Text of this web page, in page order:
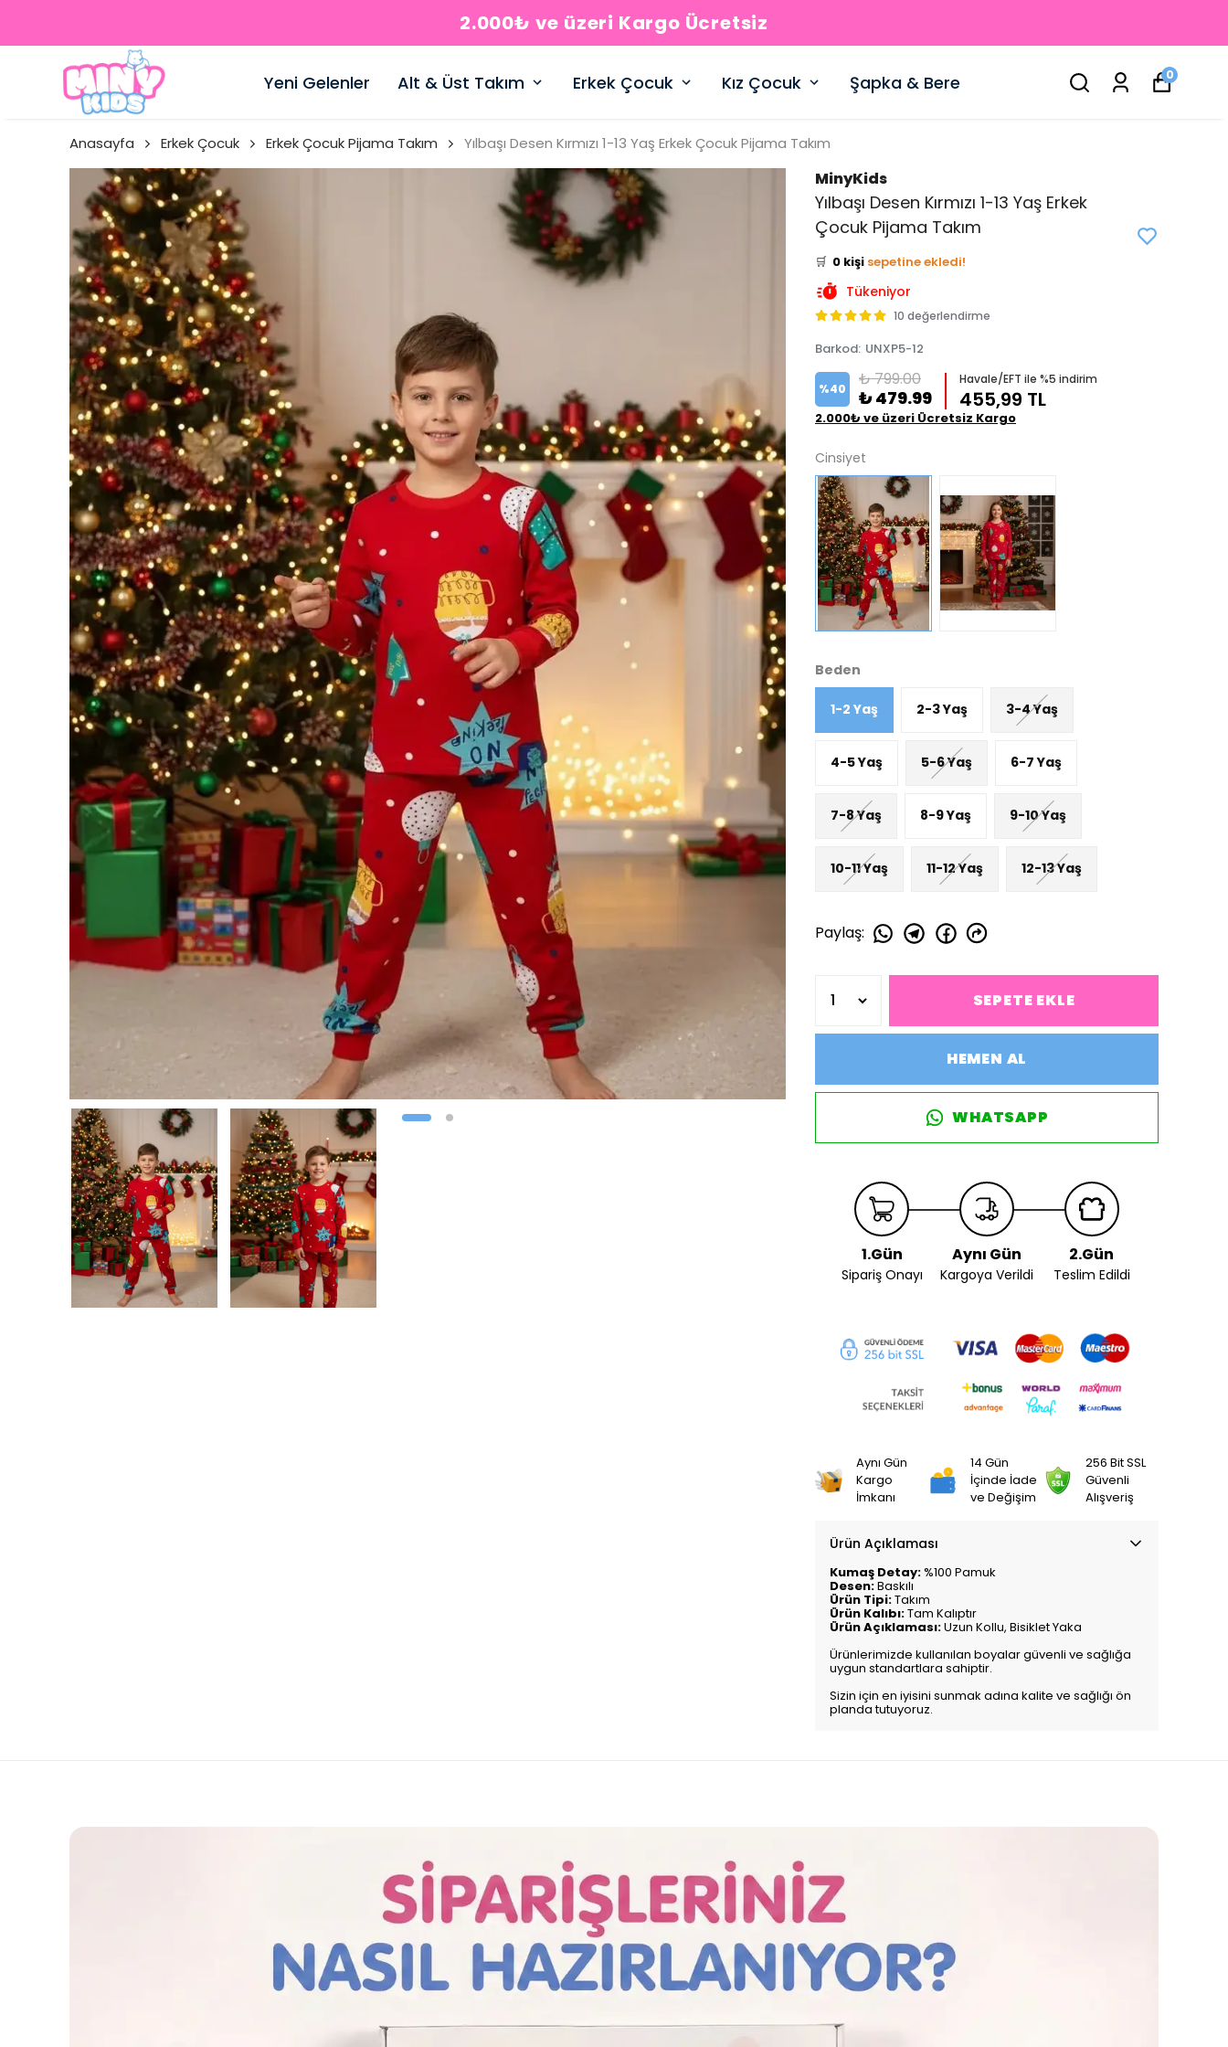
2.000₺ ve üzeri Kargo Ücretsiz
Yeni Gelenler Alt & Üst Takım Erkek Çocuk Kız Çocuk Şapka & Bere 0
Anasayfa Erkek Çocuk Erkek Çocuk Pijama Takım Yılbaşı Desen Kırmızı 1-13 Yaş Erkek Çocuk Pijama Takım
MinyKids
Yılbaşı Desen Kırmızı 1-13 Yaş Erkek
Çocuk Pijama Takım
👀 Şu an 3 kişi
inceliyor!
⭐️
0 kişi
🛒 0 kişi sepetine ekledi!
✅ Bugün 0 adet
Tükeniyor
10 değerlendirme
Barkod: UNXP5-12
%40 ₺ 799.00
₺ 479.99
Havale/EFT ile %5 indirim
455,99 TL
2.000₺ ve üzeri Ücretsiz Kargo
Cinsiyet
Beden
1-2 Yaş 2-3 Yaş 3-4 Yaş
4-5 Yaş 5-6 Yaş 6-7 Yaş
7-8 Yaş 8-9 Yaş 9-10 Yaş
10-11 Yaş 11-12 Yaş 12-13 Yaş
Paylaş:
SEPETE EKLE
HEMEN AL
WHATSAPP
1.Gün
Sipariş Onayı
Aynı Gün
Kargoya Verildi
2.Gün
Teslim Edildi
Aynı Gün
Kargo
İmkanı
14 Gün
İçinde İade
ve Değişim
256 Bit SSL
Güvenli
Alışveriş
Ürün Açıklaması
Kumaş Detay:%100 Pamuk
Desen:Baskılı
Ürün Tipi:Takım
Ürün Kalıbı:Tam Kalıptır
Ürün Açıklaması:Uzun Kollu, Bisiklet Yaka
Ürünlerimizde kullanılan boyalar güvenli ve sağlığa
uygun standartlara sahiptir.
Sizin için en iyisini sunmak adına kalite ve sağlığı ön
planda tutuyoruz.